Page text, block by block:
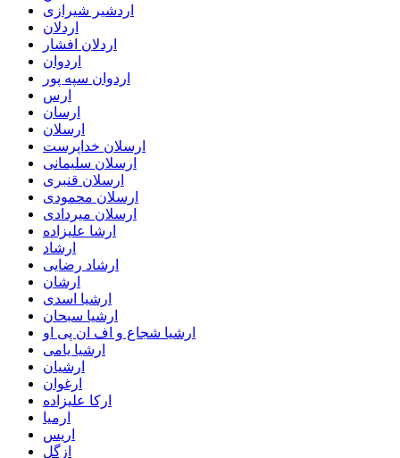
اردشیر شیرازی
اردلان
اردلان افشار
اردوان
اردوان سپه پور
ارس
ارسان
ارسلان
ارسلان خداپرست
ارسلان سلیمانی
ارسلان قنبری
ارسلان محمودی
ارسلان میردادی
ارشا علیزاده
ارشاد
ارشاد رضایی
ارشان
ارشیا اسدی
ارشیا سبحان
ارشیا شجاع و اف ان پی او
ارشیا یامی
ارشیان
ارغوان
ارکا علیزاده
ارمیا
اریس
ازگل